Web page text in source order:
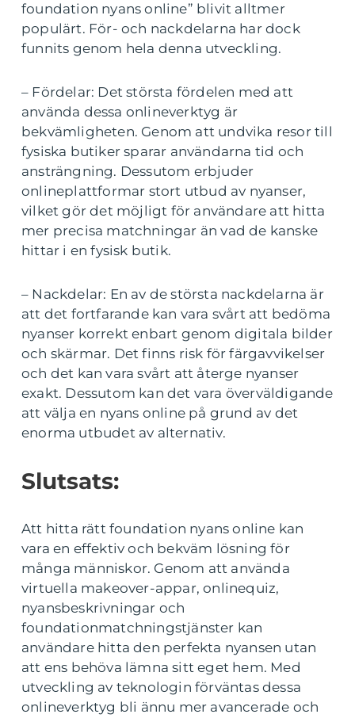
foundation nyans online” blivit alltmer
populärt. För- och nackdelarna har dock
funnits genom hela denna utveckling.
– Fördelar: Det största fördelen med att
använda dessa onlineverktyg är
bekvämligheten. Genom att undvika resor till
fysiska butiker sparar användarna tid och
ansträngning. Dessutom erbjuder
onlineplattformar stort utbud av nyanser,
vilket gör det möjligt för användare att hitta
mer precisa matchningar än vad de kanske
hittar i en fysisk butik.
– Nackdelar: En av de största nackdelarna är
att det fortfarande kan vara svårt att bedöma
nyanser korrekt enbart genom digitala bilder
och skärmar. Det finns risk för färgavvikelser
och det kan vara svårt att återge nyanser
exakt. Dessutom kan det vara överväldigande
att välja en nyans online på grund av det
enorma utbudet av alternativ.
Slutsats:
Att hitta rätt foundation nyans online kan
vara en effektiv och bekväm lösning för
många människor. Genom att använda
virtuella makeover-appar, onlinequiz,
nyansbeskrivningar och
foundationmatchningstjänster kan
användare hitta den perfekta nyansen utan
att ens behöva lämna sitt eget hem. Med
utveckling av teknologin förväntas dessa
onlineverktyg bli ännu mer avancerade och